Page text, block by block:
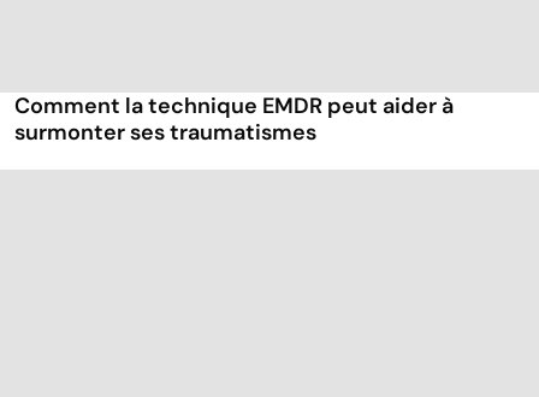
Comment la technique EMDR peut aider à
surmonter ses traumatismes